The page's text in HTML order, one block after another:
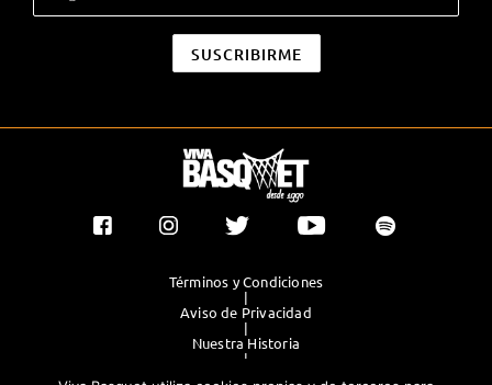
Términos y Condiciones
|
Aviso de Privacidad
|
Nuestra Historia
|